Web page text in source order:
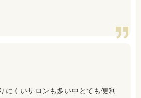
にくいサロンも多い中とても便利